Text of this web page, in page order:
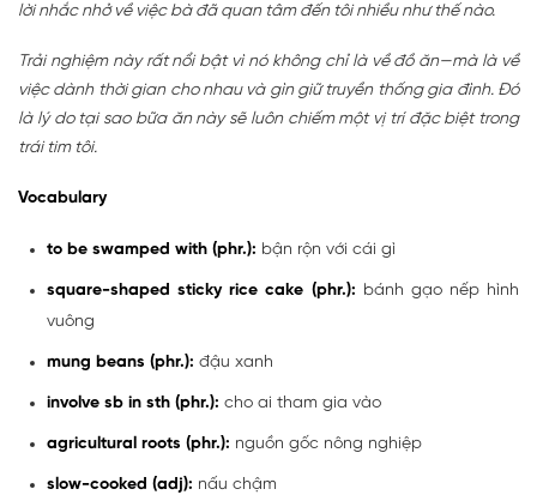
lời nhắc nhở về việc bà đã quan tâm đến tôi nhiều như thế nào.
Trải nghiệm này rất nổi bật vì nó không chỉ là về đồ ăn—mà là về
việc dành thời gian cho nhau và gìn giữ truyền thống gia đình. Đó
là lý do tại sao bữa ăn này sẽ luôn chiếm một vị trí đặc biệt trong
trái tim tôi.
Vocabulary
to be swamped with (phr.): bận rộn với cái gì
square-shaped sticky rice cake (phr.): bánh gạo nếp hình
vuông
mung beans (phr.): đậu xanh
involve sb in sth (phr.): cho ai tham gia vào
agricultural roots (phr.): nguồn gốc nông nghiệp
slow-cooked (adj): nấu chậm